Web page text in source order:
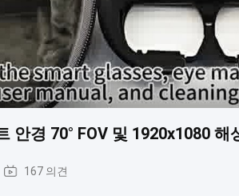
안경 70° FOV 및 1920x1080
167 의견